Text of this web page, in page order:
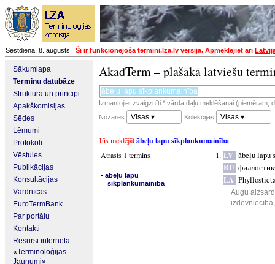
Sestdiena, 8. augusts Šī ir funkcionējoša termini.lza.lv versija. Apmeklējiet arī
Sākumlapa
Terminu datubāze
Struktūra un principi
Apakškomisijas
Sēdes
Lēmumi
Protokoli
Vēstules
Publikācijas
Konsultācijas
Vārdnīcas
EuroTermBank
Par portālu
Kontakti
Resursi internetā
«Terminoloģijas
Jaunumi»
AkadTerm – plašākā latviešu
Izmantojiet zvaigznīti * vārda daļu meklēšanai (piemēram,
Nozares:
Visas ▾ Kolekcijas: Visas ▾
Jūs meklējātābeļu lapu sīkplankumainība
Atrasts 1 termins
▪ ābeļu lapu
sīkplankumainība
LV ābeļu lapu
RU
LA
Augu